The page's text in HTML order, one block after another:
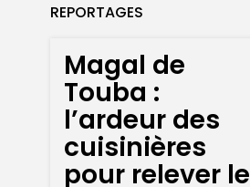
REPORTAGES
Magal de
Touba :
l’ardeur des
cuisinières
pour relever le